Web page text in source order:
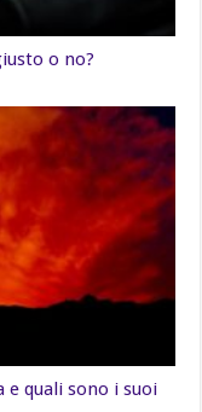
o no?
e quali sono i suoi